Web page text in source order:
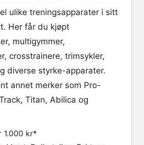
ulike treningsapparater i sitt
Her får du kjøpt
multigymmer,
crosstrainere, trimsykler,
diverse styrke-apparater.
annet merker som Pro-
Titan, Abilica og
1.000 kr*